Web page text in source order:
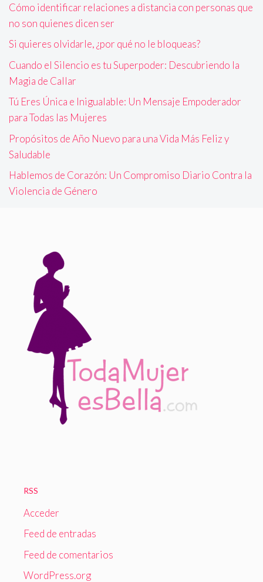
Cómo identificar relaciones a distancia con personas que
no son quienes dicen ser
Si quieres olvidarle, ¿por qué no le bloqueas?
Cuando el Silencio es tu Superpoder: Descubriendo la
Magia de Callar
Tú Eres Única e Inigualable: Un Mensaje Empoderador
para Todas las Mujeres
Propósitos de Año Nuevo para una Vida Más Feliz y
Saludable
Hablemos de Corazón: Un Compromiso Diario Contra la
Violencia de Género
RSS
Acceder
Feed de entradas
Feed de comentarios
WordPress.org